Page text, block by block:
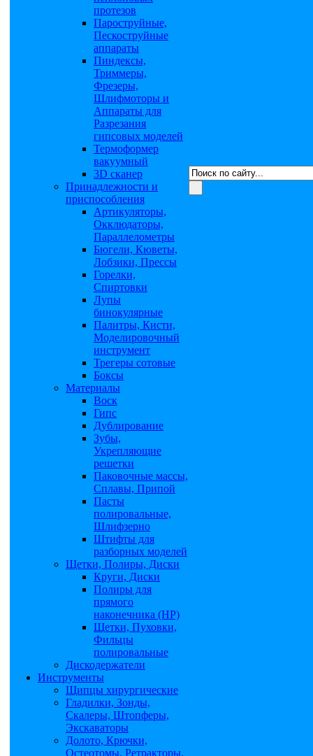
протезов
Пароструйные,
Пескоструйные
аппараты
Пиндексы,
Триммеры,
Фрезеры,
Шлифмоторы и
Аппараты для
Разрезания
гипсовых моделей
Термоформер
вакуумный
3D сканер
Принадлежности и
приспособления
Артикуляторы,
Окклюдаторы,
Параллелометры
Бюгели, Кюветы,
Лобзики, Прессы
Горелки,
Спиртовки
Лупы
бинокулярные
Палитры, Кисти,
Моделировочный
инструмент
Трегеры сотовые
Боксы
Материалы
Воск
Гипс
Дублирование
Зубы,
Укрепляющие
решетки
Паковочные массы,
Сплавы, Припой
Пасты
полировальные,
Шлифзерно
Штифты для
разборных моделей
Щетки, Полиры, Диски
Круги, Диски
Полиры для
прямого
наконечника (НР)
Щетки, Пуховки,
Фильцы
полировальные
Дискодержатели
Инструменты
Щипцы хирургические
Гладилки, Зонды,
Скалеры, Штопферы,
Экскаваторы
Долото, Крючки,
Остеотомы, Ретракторы,